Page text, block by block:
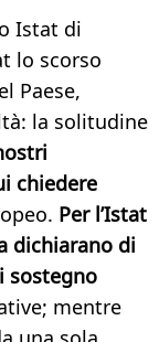
Istat di
lo scorso
Paese,
la solitudine
chiedere
Per l’Istat
dichiarano di
sostegno
mentre